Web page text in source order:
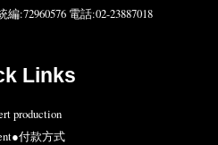
編:72960576 電話:02-23887018
Links
production
付款方式